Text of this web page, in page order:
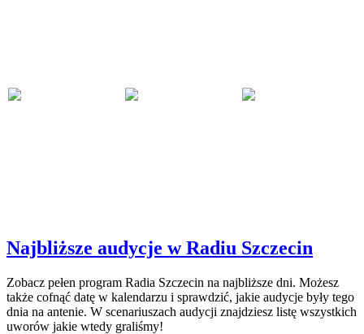
Najbliższe audycje w Radiu Szczecin
Zobacz pełen program Radia Szczecin na najbliższe dni. Możesz
także cofnąć datę w kalendarzu i sprawdzić, jakie audycje były tego
dnia na antenie. W scenariuszach audycji znajdziesz listę wszystkich
uworów jakie wtedy graliśmy!